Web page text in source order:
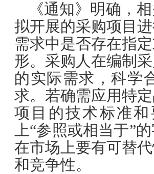
《通知》明确，
拟开展的采购项目
需求中是否存在指
形。采购人在编制
的实际需求，科学
求。若确需应用特
项目的技术标准
上“参照或相当于”
在市场上要有可替
和竞争性。